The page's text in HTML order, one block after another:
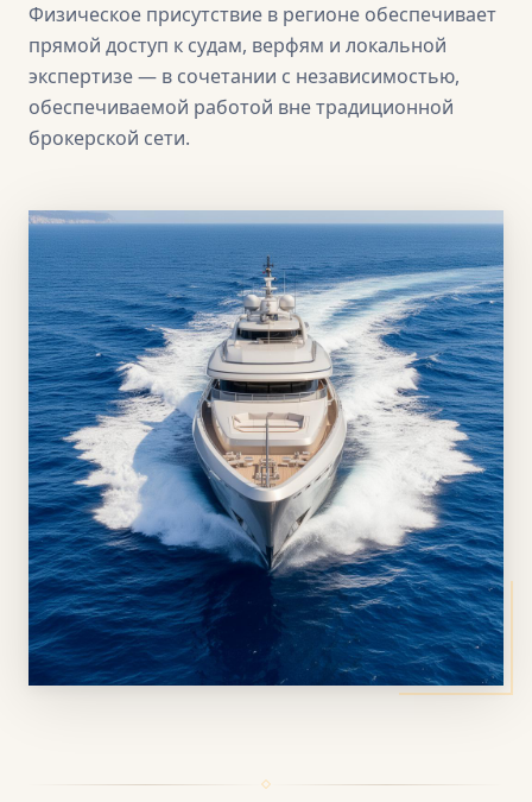
Физическое присутствие в регионе обеспечивает
прямой доступ к судам, верфям и локальной
экспертизе — в сочетании с независимостью,
обеспечиваемой работой вне традиционной
брокерской сети.